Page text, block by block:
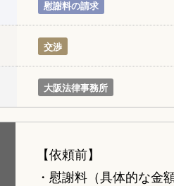
慰謝料の請求
交渉
大阪法律事務所
【依頼前】
・慰謝料（具体的な金